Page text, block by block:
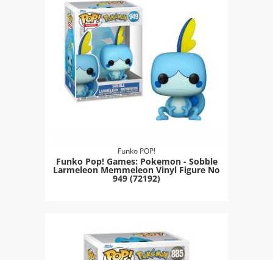
Funko POP!
Funko Pop! Games: Pokemon - Sobble
Larmeleon Memmeleon Vinyl Figure Νο
949 (72192)